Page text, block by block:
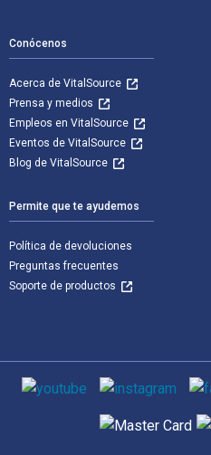
Conócenos
Acerca de VitalSource
Prensa y medios
Empleos en VitalSource
Eventos de VitalSource
Blog de VitalSource
Permite que te ayudemos
Política de devoluciones
Preguntas frecuentes
Soporte de productos
Medios de comunicación social
Métodos de pago admitidos